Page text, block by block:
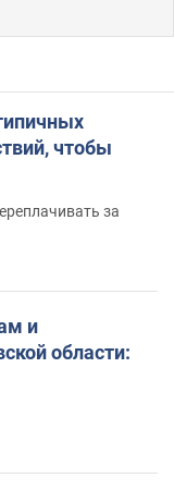
чтобы
за
и
области: